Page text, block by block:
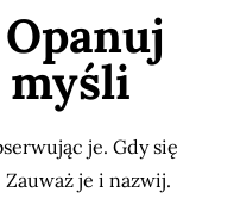
je. Gdy się
je i nazwij.